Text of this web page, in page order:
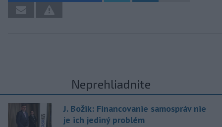
Neprehliadnite
J. Božik: Financovanie samospráv nie
je ich jediný problém